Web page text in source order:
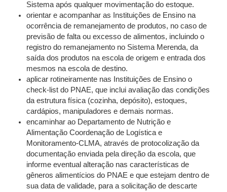
Sistema após qualquer movimentação do estoque.
orientar e acompanhar as Instituições de Ensino na
ocorrência de remanejamento de produtos, no caso de
previsão de falta ou excesso de alimentos, incluindo o
registro do remanejamento no Sistema Merenda, da
saída dos produtos na escola de origem e entrada dos
mesmos na escola de destino.
aplicar rotineiramente nas Instituições de Ensino o
check-list do PNAE, que inclui avaliação das condições
da estrutura física (cozinha, depósito), estoques,
cardápios, manipuladores e demais normas.
encaminhar ao Departamento de Nutrição e
Alimentação Coordenação de Logística e
Monitoramento-CLMA, através de protocolização da
documentação enviada pela direção da escola, que
informe eventual alteração nas características de
gêneros alimentícios do PNAE e que estejam dentro de
sua data de validade, para a solicitação de descarte